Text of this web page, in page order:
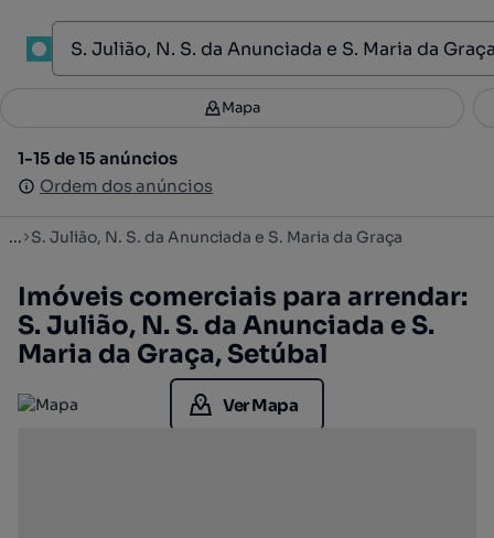
Filtros 3
1-15 de 15 anúncios
Ordem dos anúncios
Mapa
1-15 de 15 anúncios
Ordem dos anúncios
... S. Julião, N. S. da Anunciada e S. Maria da Graça
Imóveis comerciais para arrendar:
S. Julião, N. S. da Anunciada e S.
Maria da Graça, Setúbal
Ver Mapa